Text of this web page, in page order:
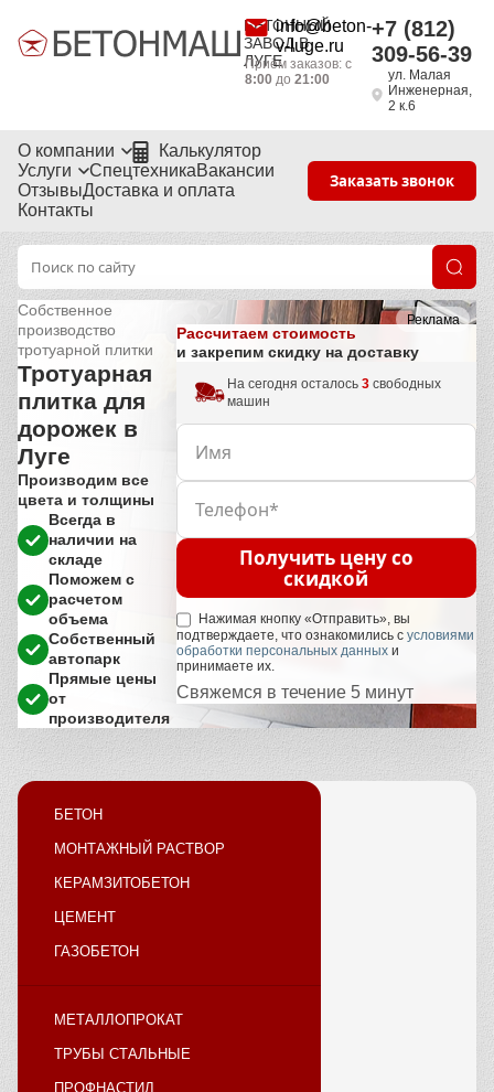
БЕТОННЫЙ
ЗАВОД В
ЛУГЕ
info@beton-
v-luge.ru
Приём заказов: с
8:00до 21:00
+7 (812)
309-56-39
ул. Малая
Инженерная,
2 к.6
О компании
Калькулятор
Услуги
СпецтехникаВакансии
ОтзывыДоставка и оплата
Контакты
Заказать звонок
Реклама
Собственное
производство
тротуарной плитки
Тротуарная
плитка для
дорожек в
Луге
Производим все
цвета и толщины
Всегда в
наличии на
складе
Поможем с
расчетом
объема
Собственный
автопарк
Прямые цены
от
производителя
Рассчитаем стоимость
и закрепим скидку на доставку
На сегодня осталось 3свободных
машин
Получить цену со
скидкой
Нажимая кнопку «Отправить», вы
подтверждаете, что ознакомились с условиями
обработки персональных данныхи
принимаете их.
Свяжемся в течение 5 минут
БЕТОН
МОНТАЖНЫЙ РАСТВОР
КЕРАМЗИТОБЕТОН
ЦЕМЕНТ
ГАЗОБЕТОН
МЕТАЛЛОПРОКАТ
ТРУБЫ СТАЛЬНЫЕ
ПРОФНАСТИЛ